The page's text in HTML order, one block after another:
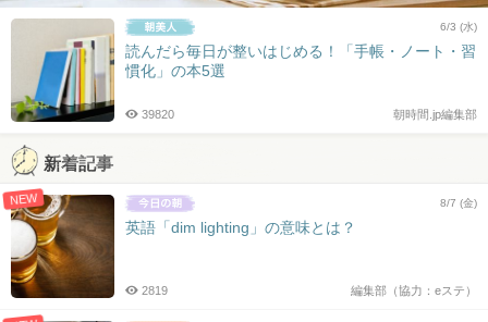
6/3 (水)
読んだら毎日が整いはじめる！「手帳・ノート・習
慣化」の本5選
朝時間.jp編集部
39820
新着記事
NEW 8/7 (金)
英語「dim lighting」の意味とは？
編集部（協力：eステ）
2819